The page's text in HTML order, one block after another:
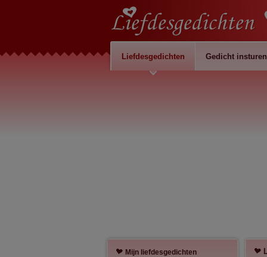
Liefdesgedichten Gedicht insturen
Mijn liefdesgedichten